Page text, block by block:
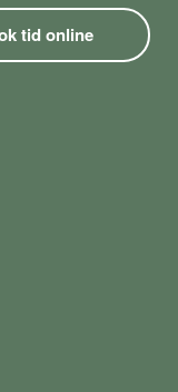
tid online